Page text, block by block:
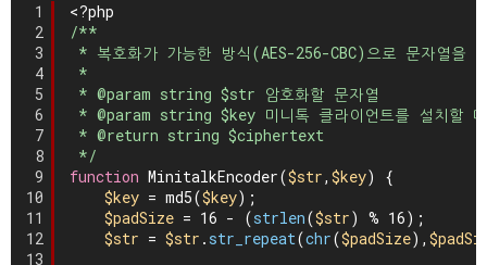
1
2
3
4
5
6
7
8
9
10
11
12
13
<?php
/**
* 복호화가 가능한 방식(AES-256-CBC)으로 문자열을
*
* @param string $str 암호화할 문자열
* @param string $key 미니톡 클라이언트를 설치할
* @return string $ciphertext
*/
function MinitalkEncoder($str, $key) {
$key = md5($key);
$padSize = 16 - (strlen($str) % 16);
$str = $str . str_repeat(chr($padSize),